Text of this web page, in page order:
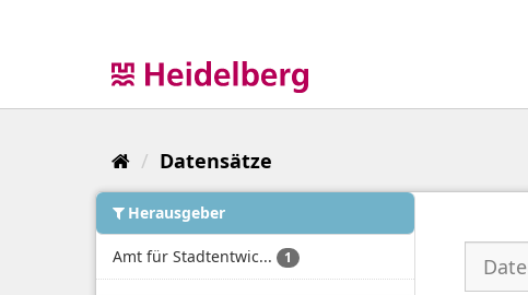
Datensätze
Herausgeber
Amt für Stadtentwic... 1